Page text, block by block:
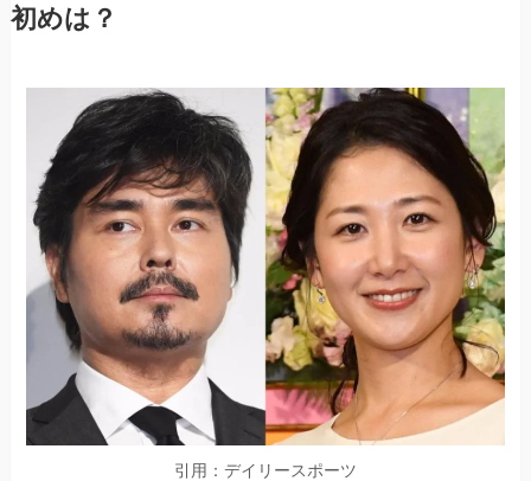
初めは？
引用：デイリースポーツ